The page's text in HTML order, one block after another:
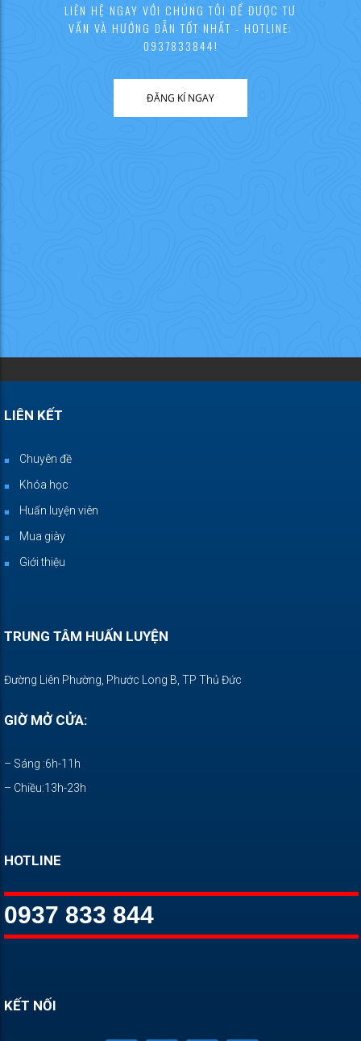
LIÊN HỆ NGAY VỚI CHÚNG TÔI ĐỂ ĐƯỢC TƯ
VẤN VÀ HƯỚNG DẪN TỐT NHẤT - HOTLINE:
0937833844!
ĐĂNG KÍ NGAY
LIÊN KẾT
Chuyên đề
Khóa học
Huấn luyện viên
Mua giày
Giới thiệu
TRUNG TÂM HUẤN LUYỆN
Đường Liên Phường, Phước Long B, TP Thủ Đức
GIỜ MỞ CỬA:
– Sáng :6h-11h
– Chiều:13h-23h
HOTLINE
0937 833 844
KẾT NỐI